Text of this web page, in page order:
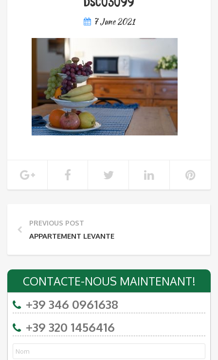
DSC03099
7 June 2021
PREVIOUS POST
APPARTEMENT LEVANTE
CONTACTE-NOUS MAINTENANT!
+39 346 0961638
+39 320 1456416